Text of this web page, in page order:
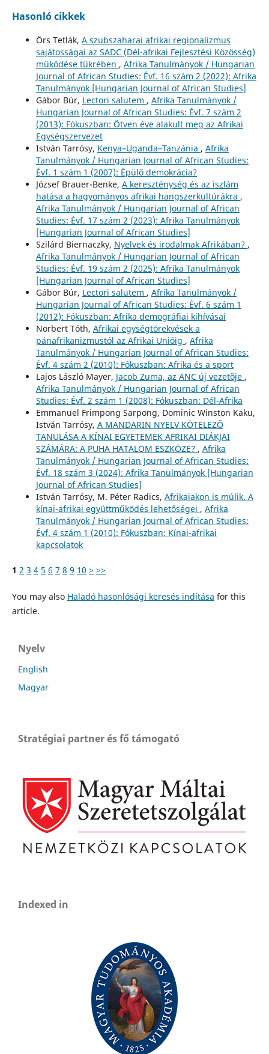
Hasonló cikkek
Örs Tetlák, A szubszaharai afrikai regionalizmus
sajátosságai az SADC (Dél-afrikai Fejlesztési Közösség)
működése tükrében , Afrika Tanulmányok / Hungarian
Journal of African Studies: Évf. 16 szám 2 (2022): Afrika
Tanulmányok [Hungarian Journal of African Studies]
Gábor Búr, Lectori salutem , Afrika Tanulmányok /
Hungarian Journal of African Studies: Évf. 7 szám 2
(2013): Fókuszban: Ötven éve alakult meg az Afrikai
Egységszervezet
István Tarrósy, Kenya–Uganda–Tanzánia , Afrika
Tanulmányok / Hungarian Journal of African Studies:
Évf. 1 szám 1 (2007): Épülő demokrácia?
József Brauer-Benke, A kereszténység és az iszlám
hatása a hagyományos afrikai hangszerkultúrákra ,
Afrika Tanulmányok / Hungarian Journal of African
Studies: Évf. 17 szám 2 (2023): Afrika Tanulmányok
[Hungarian Journal of African Studies]
Szilárd Biernaczky, Nyelvek és irodalmak Afrikában? ,
Afrika Tanulmányok / Hungarian Journal of African
Studies: Évf. 19 szám 2 (2025): Afrika Tanulmányok
[Hungarian Journal of African Studies]
Gábor Búr, Lectori salutem , Afrika Tanulmányok /
Hungarian Journal of African Studies: Évf. 6 szám 1
(2012): Fókuszban: Afrika demográfiai kihívásai
Norbert Tóth, Afrikai egységtörekvések a
pánafrikanizmustól az Afrikai Unióig , Afrika
Tanulmányok / Hungarian Journal of African Studies:
Évf. 4 szám 2 (2010): Fókuszban: Afrika és a sport
Lajos László Mayer, Jacob Zuma, az ANC új vezetõje ,
Afrika Tanulmányok / Hungarian Journal of African
Studies: Évf. 2 szám 1 (2008): Fókuszban: Dél-Afrika
Emmanuel Frimpong Sarpong, Dominic Winston Kaku,
István Tarrósy, A MANDARIN NYELV KÖTELEZŐ
TANULÁSA A KÍNAI EGYETEMEK AFRIKAI DIÁKJAI
SZÁMÁRA: A PUHA HATALOM ESZKÖZE? , Afrika
Tanulmányok / Hungarian Journal of African Studies:
Évf. 18 szám 3 (2024): Afrika Tanulmányok [Hungarian
Journal of African Studies]
István Tarrósy, M. Péter Radics, Afrikaiakon is múlik. A
kínai-afrikai együttműködés lehetőségei , Afrika
Tanulmányok / Hungarian Journal of African Studies:
Évf. 4 szám 1 (2010): Fókuszban: Kínai-afrikai
kapcsolatok
1 2 3 4 5 6 7 8 9 10 > >>
You may also Haladó hasonlósági keresés indítása for this
article.
Nyelv
English
Magyar
Stratégiai partner és fő támogató
Indexed in